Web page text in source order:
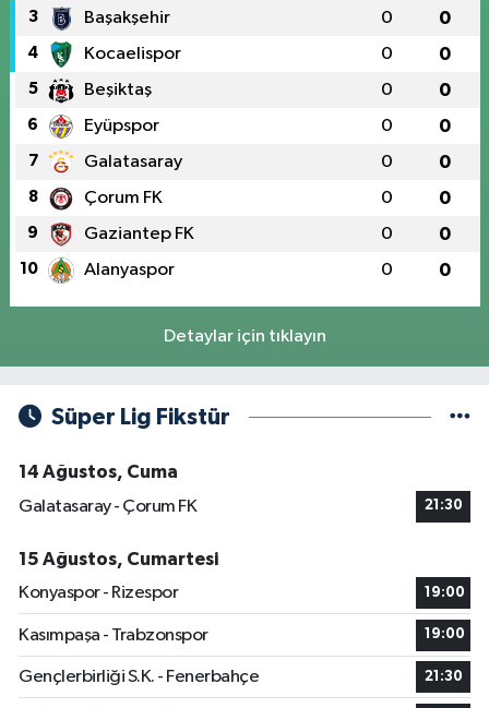
3 Başakşehir 0 0
4 Kocaelispor 0 0
5 Beşiktaş 0 0
6 Eyüpspor 0 0
7 Galatasaray 0 0
8 Çorum FK 0 0
9 Gaziantep FK 0 0
10 Alanyaspor 0 0
Detaylar için tıklayın
Süper Lig Fikstür
14 Ağustos, Cuma
Galatasaray - Çorum FK
21:30
15 Ağustos, Cumartesi
Konyaspor - Rizespor
19:00
Kasımpaşa - Trabzonspor 19:00
Gençlerbirliği S.K. - Fenerbahçe 21:30